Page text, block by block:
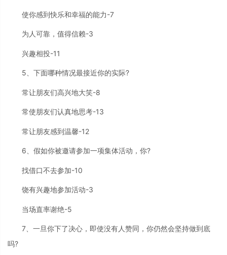
使你感到快乐和幸福的能力-7
为人可靠，值得信赖-3
兴趣相投-11
5、下面哪种情况最接近你的实际?
常让朋友们高兴地大笑-8
常使朋友们认真地思考-13
常让朋友感到温馨-12
6、假如你被邀请参加一项集体活动，你?
找借口不去参加-10
饶有兴趣地参加活动-3
当场直率谢绝-5
7、一旦你下了决心，即使没有人赞同，你仍然会坚持做到底
吗?